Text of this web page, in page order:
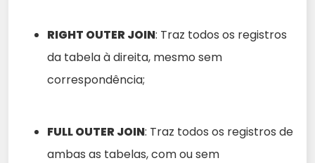
RIGHT OUTER JOIN: Traz todos os registros
da tabela à direita, mesmo sem
correspondência;
FULL OUTER JOIN: Traz todos os registros de
ambas as tabelas, com ou sem